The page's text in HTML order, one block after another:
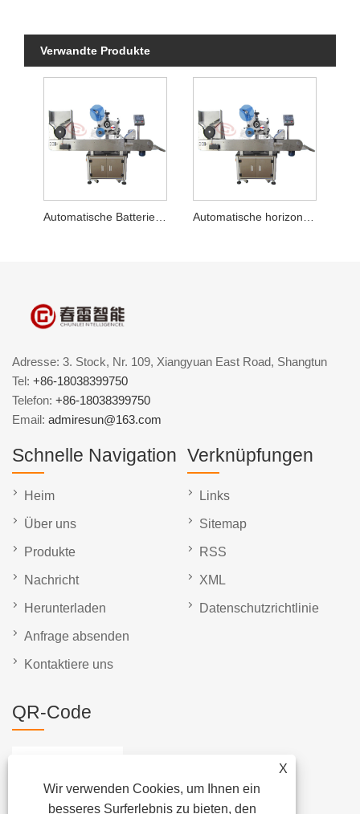
Verwandte Produkte
Automatische Batterie-Horizontal-Etikettiermaschine
X
Wir verwenden Cookies, um Ihnen ein
besseres Surferlebnis zu bieten, den
Adresse: 3. Stock, Nr. 109, Xiangyuan East Road, Shangtun
Tel: +86-18038399750
Telefon: +86-18038399750
Email: admiresun@163.com
Schnelle Navigation
Heim
Über uns
Produkte
Nachricht
Herunterladen
Anfrage absenden
Kontaktiere uns
Verknüpfungen
Links
Sitemap
RSS
XML
Datenschutzrichtlinie
QR-Code